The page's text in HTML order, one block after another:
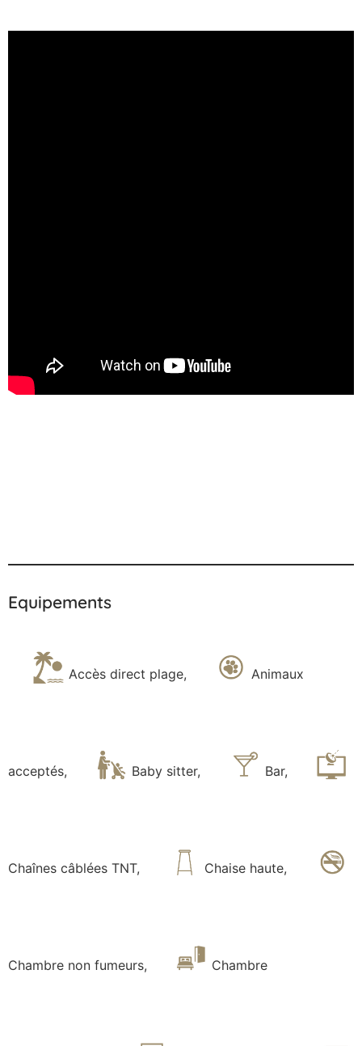
Equipements
Accès direct plage, Animaux
acceptés, Baby sitter, Bar,
Chaînes câblées TNT, Chaise haute,
Chambre non fumeurs, Chambre